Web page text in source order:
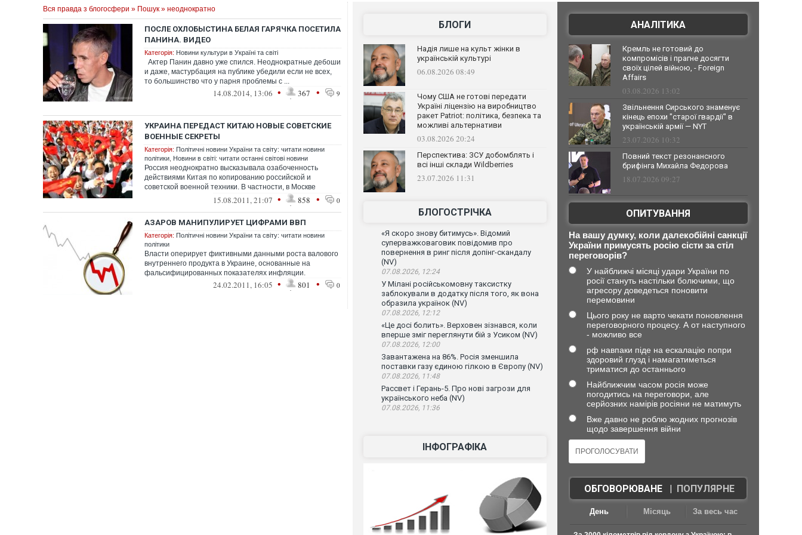
Вся правда з блогосфери » Пошук » неоднократно
ПОСЛЕ ОХЛОБЫСТИНА БЕЛАЯ ГАРЯЧКА ПОСЕТИЛА
ПАНИНА. ВИДЕО
Категорія: Новини культури в Україні та світі
Актер Панин давно уже спился. Неоднократные дебоши
и даже, мастурбация на публике убедили если не всех,
то большинство что у парня проблемы с ...
14.08.2014, 13:06 • 367 • 9
УКРАИНА ПЕРЕДАСТ КИТАЮ НОВЫЕ СОВЕТСКИЕ
ВОЕННЫЕ СЕКРЕТЫ
Категорія: Політичні новини України та світу: читати новини
політики Новини в світі: читати останні світові новини
Россия неоднократно высказывала озабоченность
действиями Китая по копированию российской и
советской военной техники. В частности, в Москве
15.08.2011, 21:07 • 858 • 0
АЗАРОВ МАНИПУЛИРУЕТ ЦИФРАМИ ВВП
Категорія: Політичні новини України та світу: читати новини
політики
Власти оперирует фиктивными данными роста валового
внутреннего продукта в Украине, основанные на
фальсифицированных показателях инфляции.
24.02.2011, 16:05 • 801 • 0
БЛОГИ
Надія лише на культ жінки в
українській культурі
06.08.2026 08:49
Чому США не готові передати
Україні ліцензію на виробництво
ракет Patriot: політика, безпека та
можливі альтернативи
03.08.2026 20:24
Перспектива: ЗСУ добомблять і
всі інші склади Wildberries
23.07.2026 11:31
БЛОГОСТРІЧКА
«Я скоро знову битимусь». Відомий
суперважковаговик повідомив про
повернення в ринг після допінг-скандалу
(NV)
07.08.2026, 12:24
У Мілані російськомовну таксистку
заблокували в додатку після того, як вона
образила українок (NV)
07.08.2026, 12:12
«Це досі болить». Верховен зізнався, коли
вперше зміг переглянути бій з Усиком (NV)
07.08.2026, 12:00
Завантажена на 86%. Росія зменшила
поставки газу єдиною гілкою в Європу (NV)
07.08.2026, 11:48
Рассвет і Герань-5. Про нові загрози для
українського неба (NV)
07.08.2026, 11:36
ІНФОГРАФІКА
АНАЛІТИКА
Кремль не готовий до
компромісів і прагне досягти
своїх цілей війною, - Foreign
Affairs
03.08.2026 13:02
Звільнення Сирського знаменує
кінець епохи "старої гвардії" в
українській армії — NYT
23.07.2026 10:32
Повний текст резонансного
брифінга Михайла Федорова
18.07.2026 09:27
ОПИТУВАННЯ
На вашу думку, коли далекобійні санкції
України примусять росію сісти за стіл
переговорів?
У найближчі місяці удари України по
росії стануть настільки болючими, що
агресору доведеться поновити
перемовини
Цього року не варто чекати поновлення
переговорного процесу. А от наступного
- можливо все
рф навпаки піде на ескалацію попри
здоровий глузд і намагатиметься
триматися до останнього
Найближчим часом росія може
погодитись на переговори, але
серйозних намірів росіяни не матимуть
Вже давно не роблю жодних прогнозів
щодо завершення війни
ОБГОВОРЮВАНЕ| ПОПУЛЯРНЕ
День Місяць За весь час